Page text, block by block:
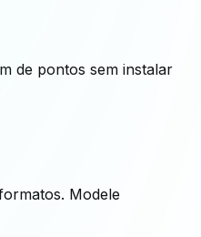
de pontos sem instalar
Modele